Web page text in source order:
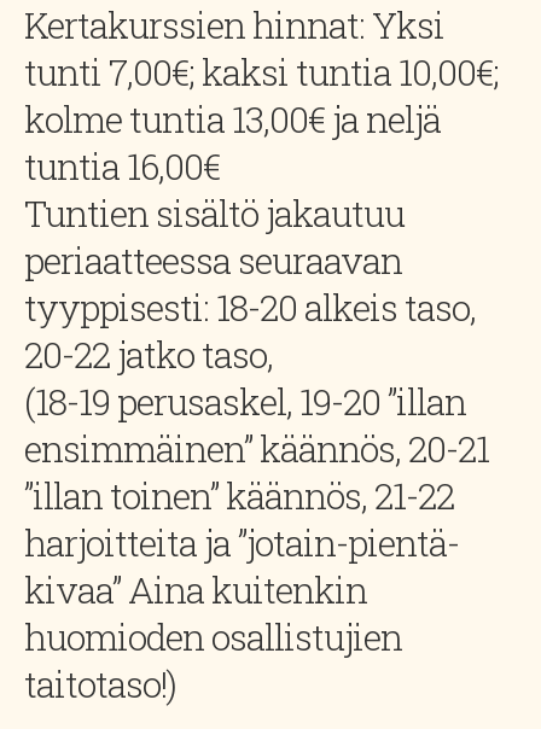
Kertakurssien hinnat: Yksi
tunti 7,00€; kaksi tuntia 10,00€;
kolme tuntia 13,00€ ja neljä
tuntia 16,00€
Tuntien sisältö jakautuu
periaatteessa seuraavan
tyyppisesti: 18-20 alkeis taso,
20-22 jatko taso,
(18-19 perusaskel, 19-20 ”illan
ensimmäinen” käännös, 20-21
”illan toinen” käännös, 21-22
harjoitteita ja ”jotain-pientä-
kivaa” Aina kuitenkin
huomioden osallistujien
taitotaso!)